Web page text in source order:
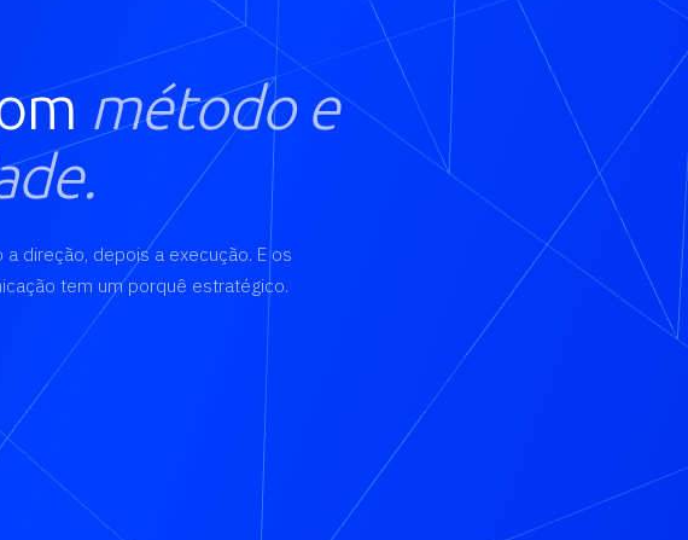
método e
direção, depois a execução. E os
tem um porquê estratégico.